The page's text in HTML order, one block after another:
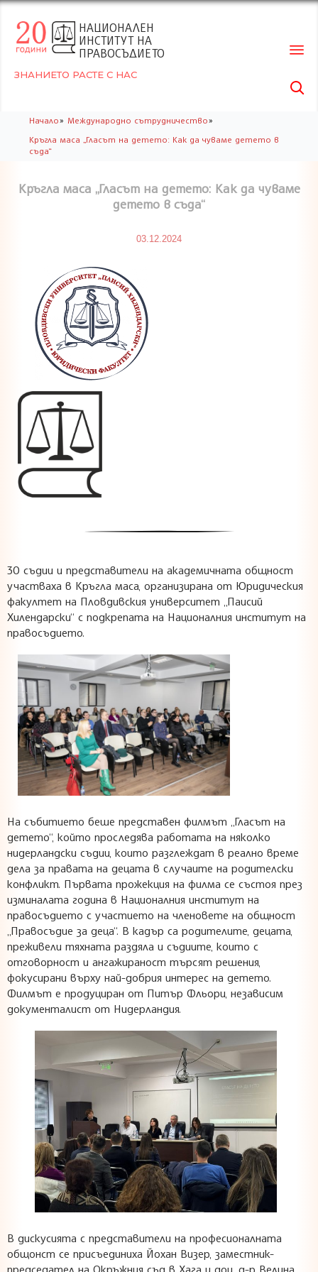
НАЦИОНАЛЕН
ИНСТИТУТ НА
ПРАВОСЪДИЕТО
ЗНАНИЕТО РАСТЕ С НАС

Начало» Международно сътрудничество»
Kръгла маса „Гласът на детето: Как да чуваме детето в
съда“
Kръгла маса „Гласът на детето: Как да чуваме
детето в съда“
03.12.2024
30 съдии и представители на академичната общност
участваха в Кръгла маса, организирана от Юридическия
факултет на Пловдивския университет „Паисий
Хилендарски“ с подкрепата на Националния институт на
правосъдието.
На събитието беше представен филмът „Гласът на
детето“, който проследява работата на няколко
нидерландски съдии, които разглеждат в реално време
дела за правата на децата в случаите на родителски
конфликт. Първата прожекция на филма се състоя през
изминалата година в Националния институт на
правосъдието с участието на членовете на общност
„Правосъдие за деца“. В кадър са родителите, децата,
преживели тяхната раздяла и съдиите, които с
отговорност и ангажираност търсят решения,
фокусирани върху най-добрия интерес на детето.
Филмът е продуциран от Питър Фльори, независим
документалист от Нидерландия.
В дискусията с представители на професионалната
общонст се присъединиха Йохан Визер, заместник-
председател на Окръжния съд в Хага и доц. д-р Велина